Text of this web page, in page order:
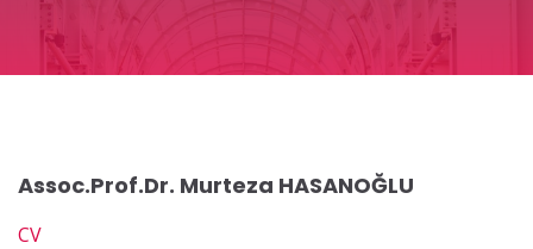
Assoc.Prof.Dr. Murteza HASANOĞLU
CV